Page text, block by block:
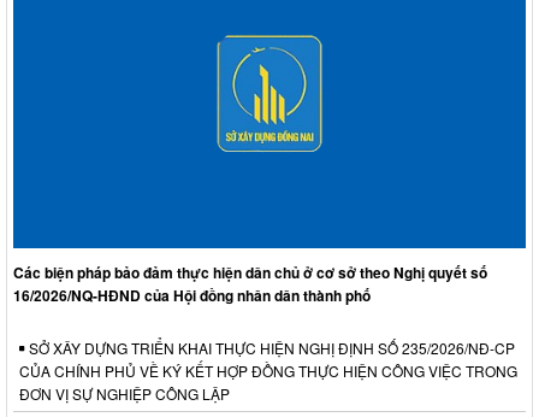
Các biện pháp bảo đảm thực hiện dân chủ ở cơ sở theo Nghị quyết số
16/2026/NQ-HĐND của Hội đồng nhân dân thành phố
SỞ XÂY DỰNG TRIỂN KHAI THỰC HIỆN NGHỊ ĐỊNH SỐ 235/2026/NĐ-CP
CỦA CHÍNH PHỦ VỀ KÝ KẾT HỢP ĐỒNG THỰC HIỆN CÔNG VIỆC TRONG
ĐƠN VỊ SỰ NGHIỆP CÔNG LẬP